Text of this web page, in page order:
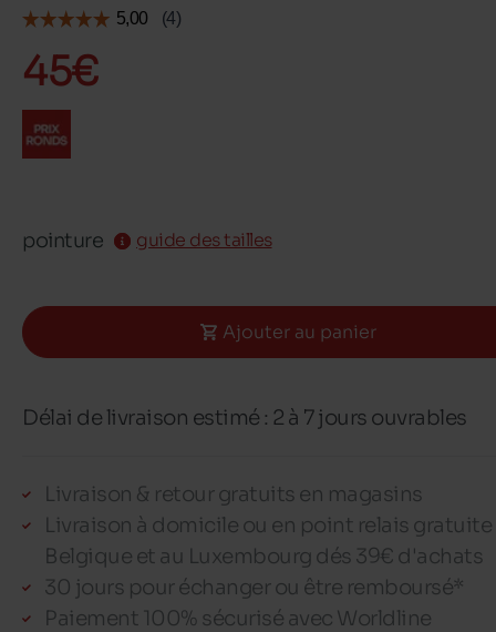
45€
pointure guide des tailles
Ajouter au panier
Délai de livraison estimé : 2 à 7 jours ouvrables
Livraison & retour gratuits en magasins
Livraison à domicile ou en point relais gratuite
Belgique et au Luxembourg dés 39€ d'achats
30 jours pour échanger ou être remboursé*
Paiement 100% sécurisé avec Worldline